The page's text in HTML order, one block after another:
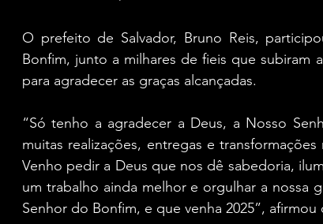
O prefeito de Salvador, Bruno Reis,
Bonfim, junto a milhares de fieis que subiram
para agradecer as graças alcançadas.
“Só tenho a agradecer a Deus, a Nosso
muitas realizações, entregas e
Venho pedir a Deus que nos dê sabedoria,
um trabalho ainda melhor e orgulhar a nossa
Senhor do Bonfim, e que venha 2025”,